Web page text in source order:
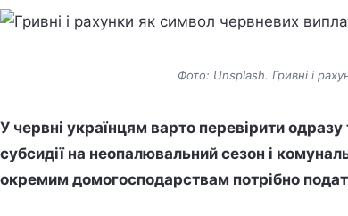
Фото: Unsplash. Гривні і
У червні українцям варто перевірити одразу
субсидії на неопалювальний сезон і
окремим домогосподарствам потрібно